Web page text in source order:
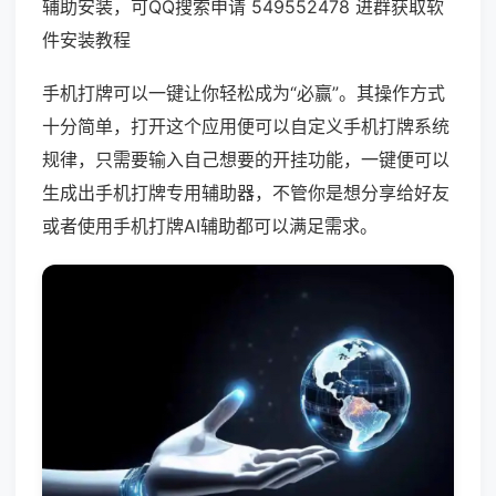
辅助安装，可QQ搜索申请 549552478 进群获取软
件安装教程
手机打牌可以一键让你轻松成为“必赢”。其操作方式
十分简单，打开这个应用便可以自定义手机打牌系统
规律，只需要输入自己想要的开挂功能，一键便可以
生成出手机打牌专用辅助器，不管你是想分享给好友
或者使用手机打牌AI辅助都可以满足需求。